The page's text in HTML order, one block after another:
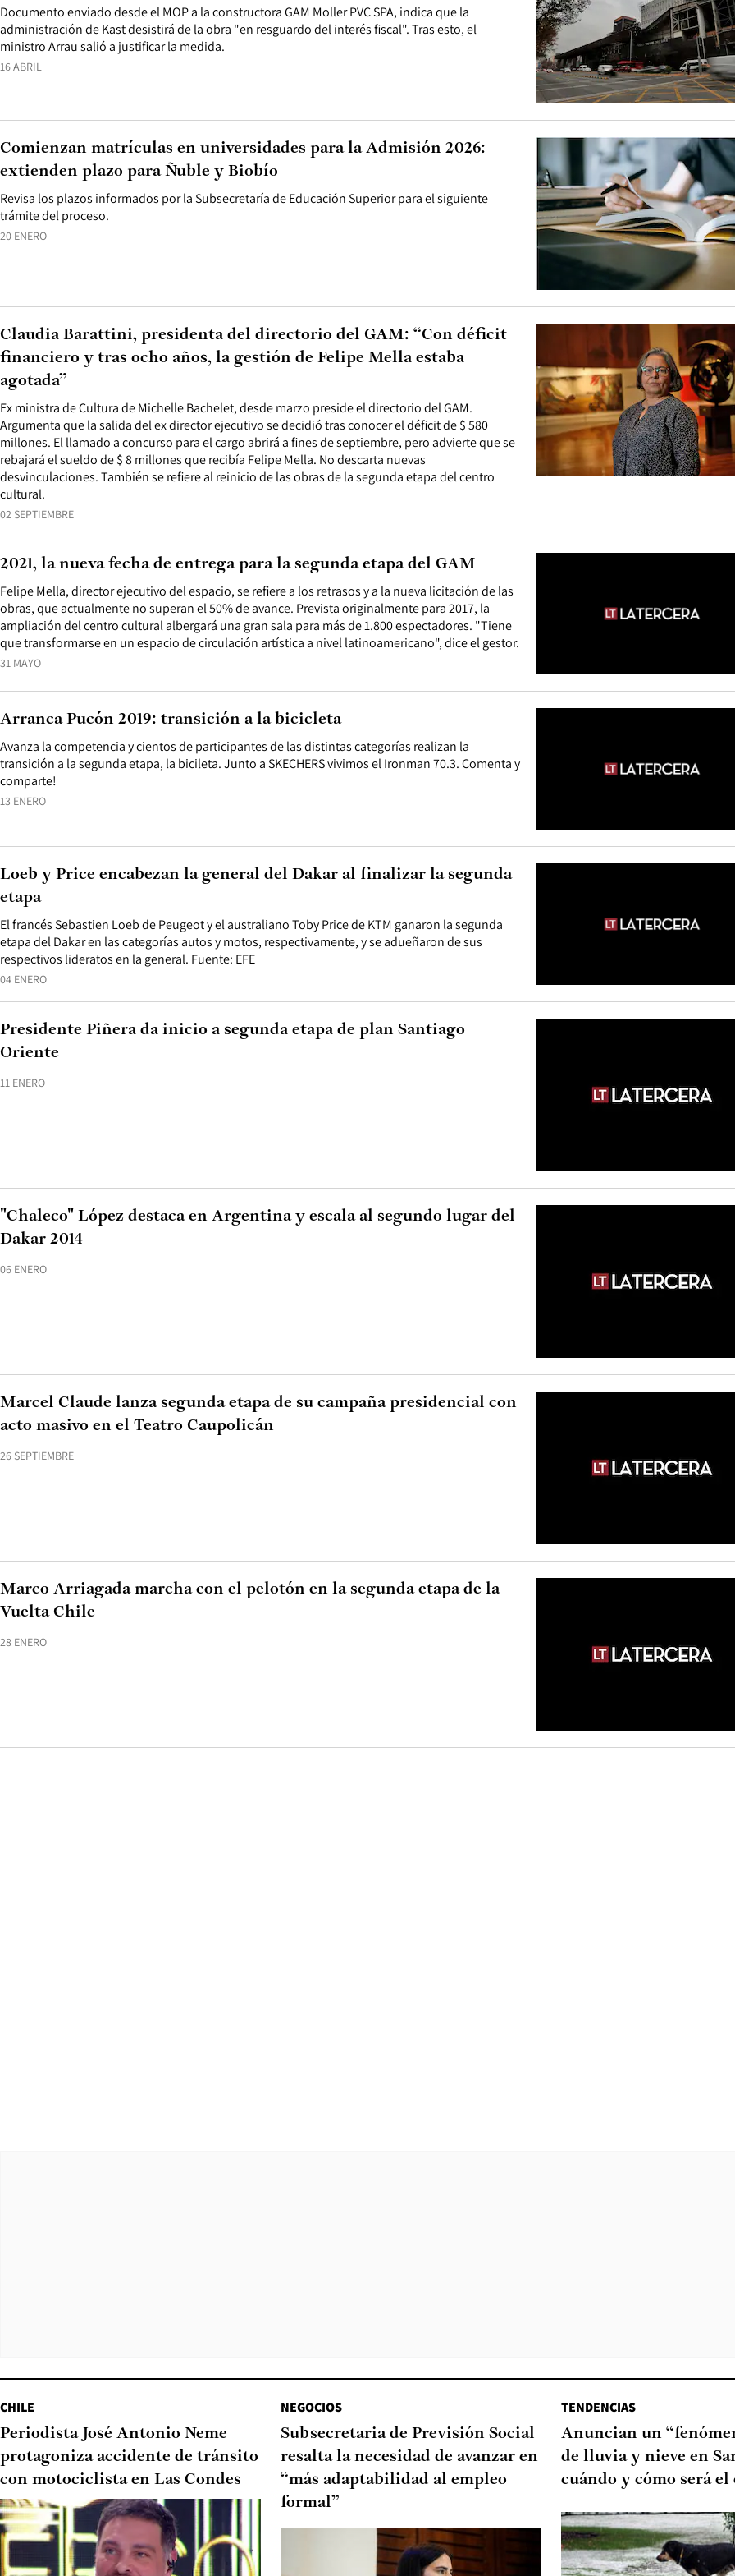
16 ABRIL
Documento enviado desde el MOP a la constructora GAM Moller PVC SPA, indica que la
administración de Kast desistirá de la obra "en resguardo del interés fiscal". Tras esto, el
ministro Arrau salió a justificar la medida.
20 ENERO
Revisa los plazos informados por la Subsecretaría de Educación Superior para el siguiente
trámite del proceso.
Comienzan matrículas en universidades para la Admisión 2026:
extienden plazo para Ñuble y Biobío
02 SEPTIEMBRE
Ex ministra de Cultura de Michelle Bachelet, desde marzo preside el directorio del GAM.
Argumenta que la salida del ex director ejecutivo se decidió tras conocer el déficit de $ 580
millones. El llamado a concurso para el cargo abrirá a fines de septiembre, pero advierte que se
rebajará el sueldo de $ 8 millones que recibía Felipe Mella. No descarta nuevas
desvinculaciones. También se refiere al reinicio de las obras de la segunda etapa del centro
cultural.
Claudia Barattini, presidenta del directorio del GAM: “Con déficit
financiero y tras ocho años, la gestión de Felipe Mella estaba
agotada”
31 MAYO
Felipe Mella, director ejecutivo del espacio, se refiere a los retrasos y a la nueva licitación de las
obras, que actualmente no superan el 50% de avance. Prevista originalmente para 2017, la
ampliación del centro cultural albergará una gran sala para más de 1.800 espectadores. "Tiene
que transformarse en un espacio de circulación artística a nivel latinoamericano", dice el gestor.
2021, la nueva fecha de entrega para la segunda etapa del GAM
13 ENERO
Avanza la competencia y cientos de participantes de las distintas categorías realizan la
transición a la segunda etapa, la bicileta. Junto a SKECHERS vivimos el Ironman 70.3. Comenta y
comparte!
Arranca Pucón 2019: transición a la bicicleta
04 ENERO
El francés Sebastien Loeb de Peugeot y el australiano Toby Price de KTM ganaron la segunda
etapa del Dakar en las categorías autos y motos, respectivamente, y se adueñaron de sus
respectivos lideratos en la general. Fuente: EFE
Loeb y Price encabezan la general del Dakar al finalizar la segunda
etapa
11 ENERO
Presidente Piñera da inicio a segunda etapa de plan Santiago
Oriente
06 ENERO
"Chaleco" López destaca en Argentina y escala al segundo lugar del
Dakar 2014
26 SEPTIEMBRE
Marcel Claude lanza segunda etapa de su campaña presidencial con
acto masivo en el Teatro Caupolicán
28 ENERO
Marco Arriagada marcha con el pelotón en la segunda etapa de la
Vuelta Chile
CHILE
Periodista José Antonio Neme
protagoniza accidente de tránsito
con motociclista en Las Condes
NEGOCIOS
Subsecretaria de Previsión Social
resalta la necesidad de avanzar en
“más adaptabilidad al empleo
formal”
TENDENCIAS
Anuncian un
de lluvia y nieve en
cuándo y cómo será el